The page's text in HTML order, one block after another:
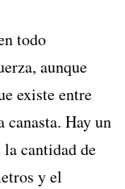
todo
aunque
existe entre
Hay un
cantidad de
y el